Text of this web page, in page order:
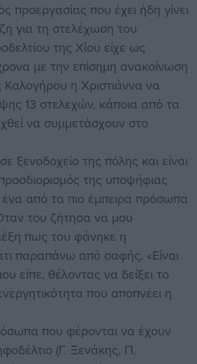
προεργασίας που έχει ήδη γίνει
για τη στελέχωση του
της Χίου είχε ως
με την επίσημη ανακοίνωση
η Χριστιάννα να
13 στελεχών, κάποια από τα
να συμμετάσχουν στο
ξενοδοχείο της πόλης και είναι
της υποψήφιας
από τα πιο έμπειρα πρόσωπα
του ζήτησα να μου
πως του φάνηκε η
παραπάνω από σαφής. «Είναι
είπε, θέλοντας να δείξει το
που αποπνέει η
που φέρονται να έχουν
(Γ. Ξενάκης, Π.